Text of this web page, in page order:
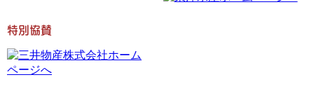
特別協賛